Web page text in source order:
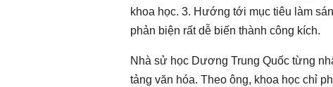
khoa học. 3. Hướng tới mục tiêu làm
phản biện rất dễ biến thành công kích.
Nhà sử học Dương Trung Quốc từng
tảng văn hóa. Theo ông, khoa học chỉ